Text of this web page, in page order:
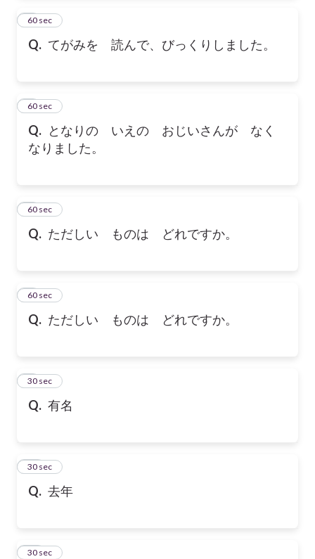
Q. てがみを 読んで、びっくりしました。
560 sec
Q. となりの いえの おじいさんが なく
なりました。
660 sec
Q. ただしい ものは どれですか。
760 sec
Q. ただしい ものは どれですか。
860 sec
Q. 有名
9
30 sec
Q. 去年
10
30 sec
11
30 sec